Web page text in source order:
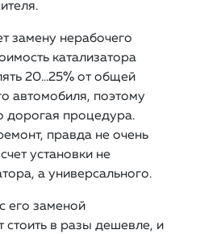
замену нерабочего
катализатора
20…25% от общей
автомобиля, поэтому
дорогая процедура.
правда не очень
установки не
а универсального.
его заменой
стоить в разы дешевле, и